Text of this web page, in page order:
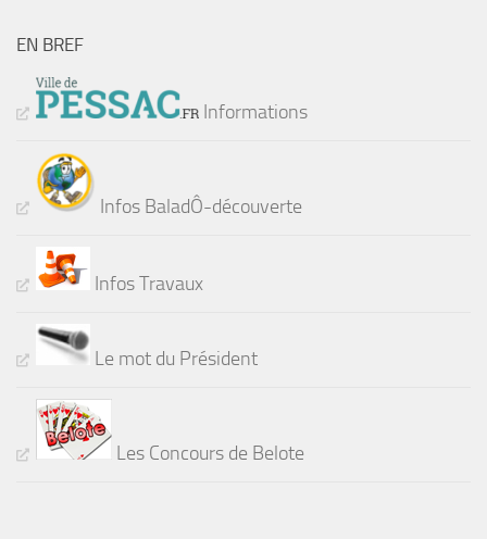
EN BREF
Informations
Infos BaladÔ-découverte
Infos Travaux
Le mot du Président
Les Concours de Belote